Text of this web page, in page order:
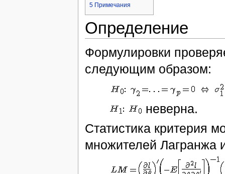
5 Примечания
Определение
Формулировки
следующим образом:
неверна.
Статистика критерия
множителей Лагранжа